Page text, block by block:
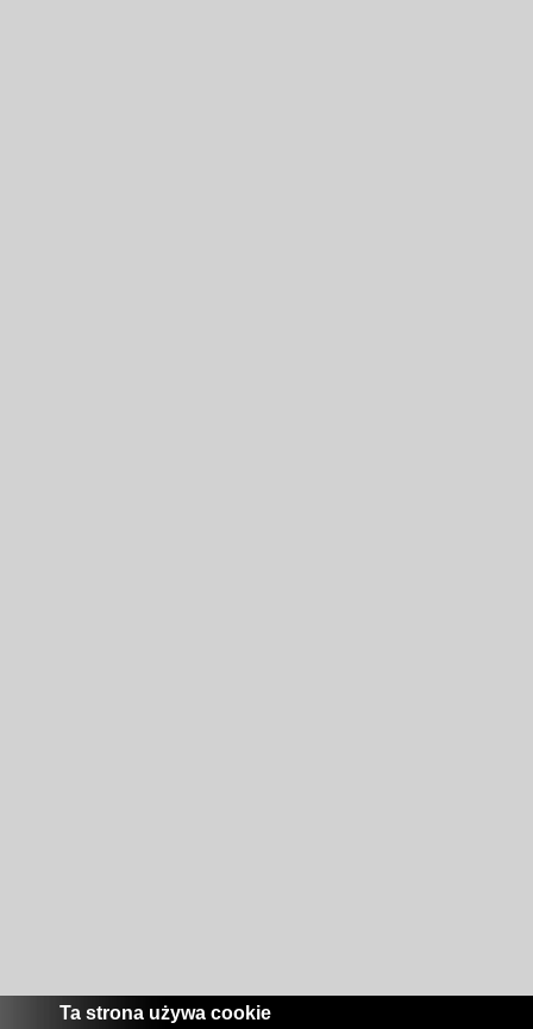
Ta strona używa cookie